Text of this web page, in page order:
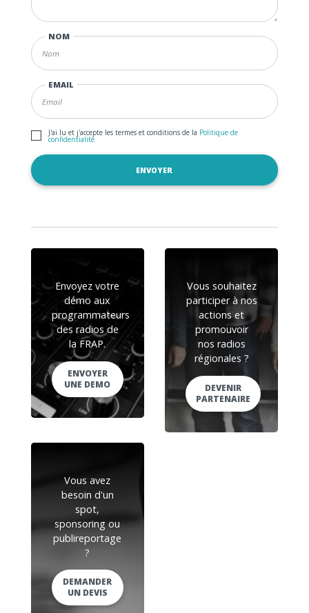
NOM
EMAIL
J'ai lu et j'accepte les termes et conditions de la Politique de
confidentialité
Envoyez votre
démo aux
programmateurs
des radios de
la FRAP.
ENVOYER
UNE DEMO
Vous souhaitez
participer à nos
actions et
promouvoir
nos radios
régionales ?
DEVENIR
PARTENAIRE
Vous avez
besoin d'un
spot,
sponsoring ou
publireportage
?
DEMANDER
UN DEVIS